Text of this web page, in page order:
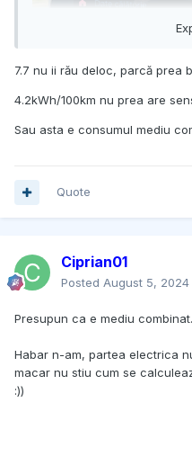
7.7 nu ii rău deloc, parcă prea
4.2kWh/100km nu prea are
Sau asta e consumul mediu
Quote
Ciprian01
Posted August 5, 2024
Presupun ca e mediu combinat.
Habar n-am, partea electrica
macar nu stiu cum se
:))